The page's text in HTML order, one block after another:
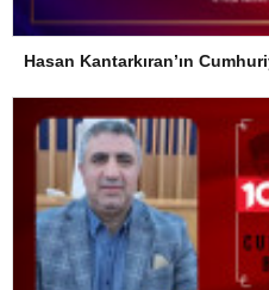
Hasan Kantarkıran’ın